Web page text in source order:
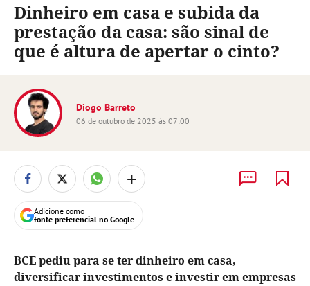
Dinheiro em casa e subida da
prestação da casa: são sinal de
que é altura de apertar o cinto?
Diogo Barreto
06 de outubro de 2025 às 07:00
+
Adicione como
fonte preferencial no Google
BCE pediu para se ter dinheiro em casa,
diversificar investimentos e investir em empresas